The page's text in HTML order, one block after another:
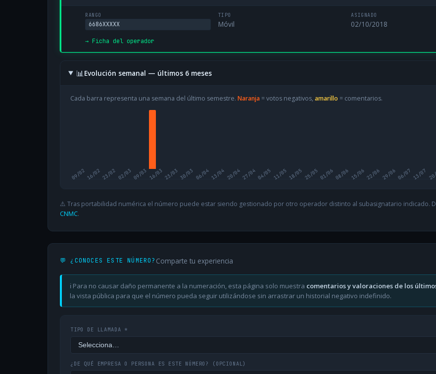
RANGO
6686XXXXX
TIPO
Móvil
ASIGNADO
02/10/2018
→ Ficha del operador
📊Evolución semanal — últimos 6 meses
Cada barra representa una semana del último semestre. Naranja= votos negativos, amarillo = comentarios.
09/0216/0223/02 02/03 09/03 16/03 23/03 30/03 06/0413/04 20/0427/0404/05 11/0518/05 25/0501/0608/06 15/0622/06 29/0606/07 13/07
⚠️ Tras portabilidad numérica el número puede estar siendo gestionado por otro operador distinto al subasignatario indicado.
CNMC.
💬 ¿CONOCES ESTE NÚMERO? Comparte tu experiencia
ℹ️ Para no causar daño permanente a la numeración, esta página solo muestra comentarios y valoraciones de los
la vista pública para que el número pueda seguir utilizándose sin arrastrar un historial negativo indefinido.
TIPO DE LLAMADA *
¿DE QUÉ EMPRESA O PERSONA ES ESTE NÚMERO? (OPCIONAL)